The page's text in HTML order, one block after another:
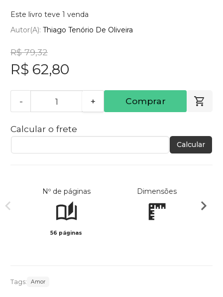
Este livro teve 1 venda
Autor(a): Thiago Tenório De Oliveira
R$ 79,32
R$ 62,80
- + Comprar
Calcular o frete
Calcular
Nº de páginas
56 páginas
Dimensões
Tags: Amor